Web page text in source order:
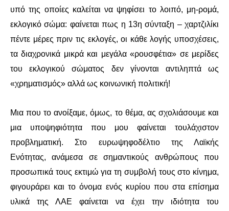
ΑΝΑΚΟΙΝΏΣΕΙΣ
ΝΕΟΛΑΊΑ
ΑΝΤΙΦΑΣΙΣΤΙΚΌ
ΑΝΤΙΡΑΤΣΙΣΤΙΚΌ
ΓΥΝΑΙΚΕΊΟ
LGBTQIA+
ΠΕΡΙΒΆΛΛΟΝ
ΚΙΝΉΜΑΤΑ ΠΌΛΗΣ
υπό της οποίες καλείται να ψηφίσει το λοιπό, μη-ρομά,
εκλογικό σώμα: φαίνεται πως η 13η σύνταξη – χαρτζιλίκι
πέντε μέρες πριν τις εκλογές, οι κάθε λογής υποσχέσεις,
τα διαχρονικά μικρά και μεγάλα «ρουσφέτια» σε μερίδες
του εκλογικού σώματος δεν γίνονται αντιληπτά ως
«χρηματισμός» αλλά ως κοινωνική πολιτική!
Μια που το ανοίξαμε, όμως, το θέμα, ας σχολιάσουμε και
μια υποψηφιότητα που μου φαίνεται τουλάχιστον
προβληματική. Στο ευρωψηφοδέλτιο της Λαϊκής
Ενότητας, ανάμεσα σε σημαντικούς ανθρώπους που
προσωπικά τους εκτιμώ για τη συμβολή τους στο κίνημα,
φιγουράρει και το όνομα ενός κυρίου που στα επίσημα
υλικά της ΛΑΕ φαίνεται να έχει την ιδιότητα του